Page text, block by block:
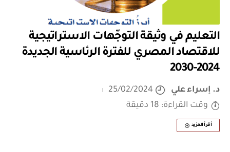
التعليم في وثيقة التوجّهات الاستراتيجية
للاقتصاد المصري للفترة الرئاسية الجديدة
2024-2030
د. إسراء علي
25/02/2024
وقت القراءة: 18 دقيقة
أقرأ المزيد